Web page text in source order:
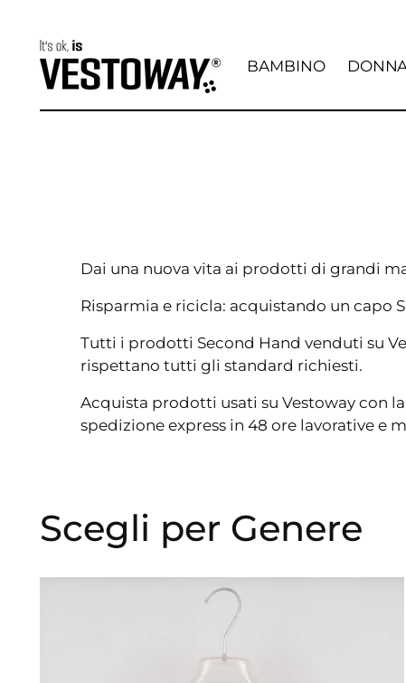
BAMBINO
Dai una nuova vita ai prodotti di grandi
Risparmia e ricicla: acquistando un capo
Tutti i prodotti Second Hand venduti su
rispettano tutti gli standard richiesti.
Acquista prodotti usati su Vestoway con
spedizione express in 48 ore lavorative e
Scegli per Genere